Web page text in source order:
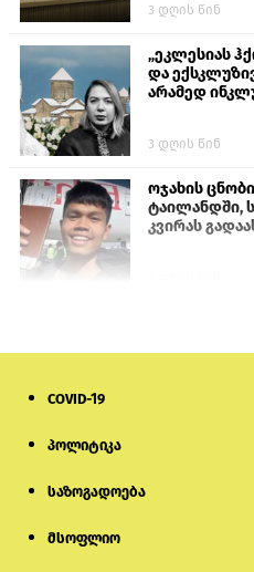
3 დღის წინ
„ეკლესიას
და
არამედ
3 დღის წინ
ოჯახის
ტაილანდში,
კვირას
COVID-19
პოლიტიკა
საზოგადოება
მსოფლიო